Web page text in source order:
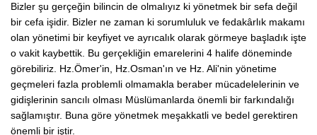
Bizler şu gerçeğin bilincin de olmalıyız ki yönetmek bir sefa değil
bir cefa işidir. Bizler ne zaman ki sorumluluk ve fedakârlık makamı
olan yönetimi bir keyfiyet ve ayrıcalık olarak görmeye başladık işte
o vakit kaybettik. Bu gerçekliğin emarelerini 4 halife döneminde
görebiliriz. Hz.Ömer'in, Hz.Osman'ın ve Hz. Ali'nin yönetime
geçmeleri fazla problemli olmamakla beraber mücadelelerinin ve
gidişlerinin sancılı olması Müslümanlarda önemli bir farkındalığı
sağlamıştır. Buna göre yönetmek meşakkatli ve bedel gerektiren
önemli bir iştir.